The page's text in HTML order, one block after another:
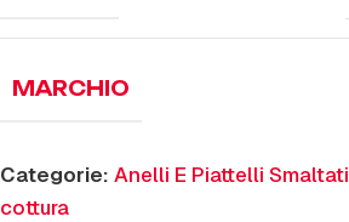
MARCHIO
Categorie: Anelli E Piattelli Smaltati
cottura